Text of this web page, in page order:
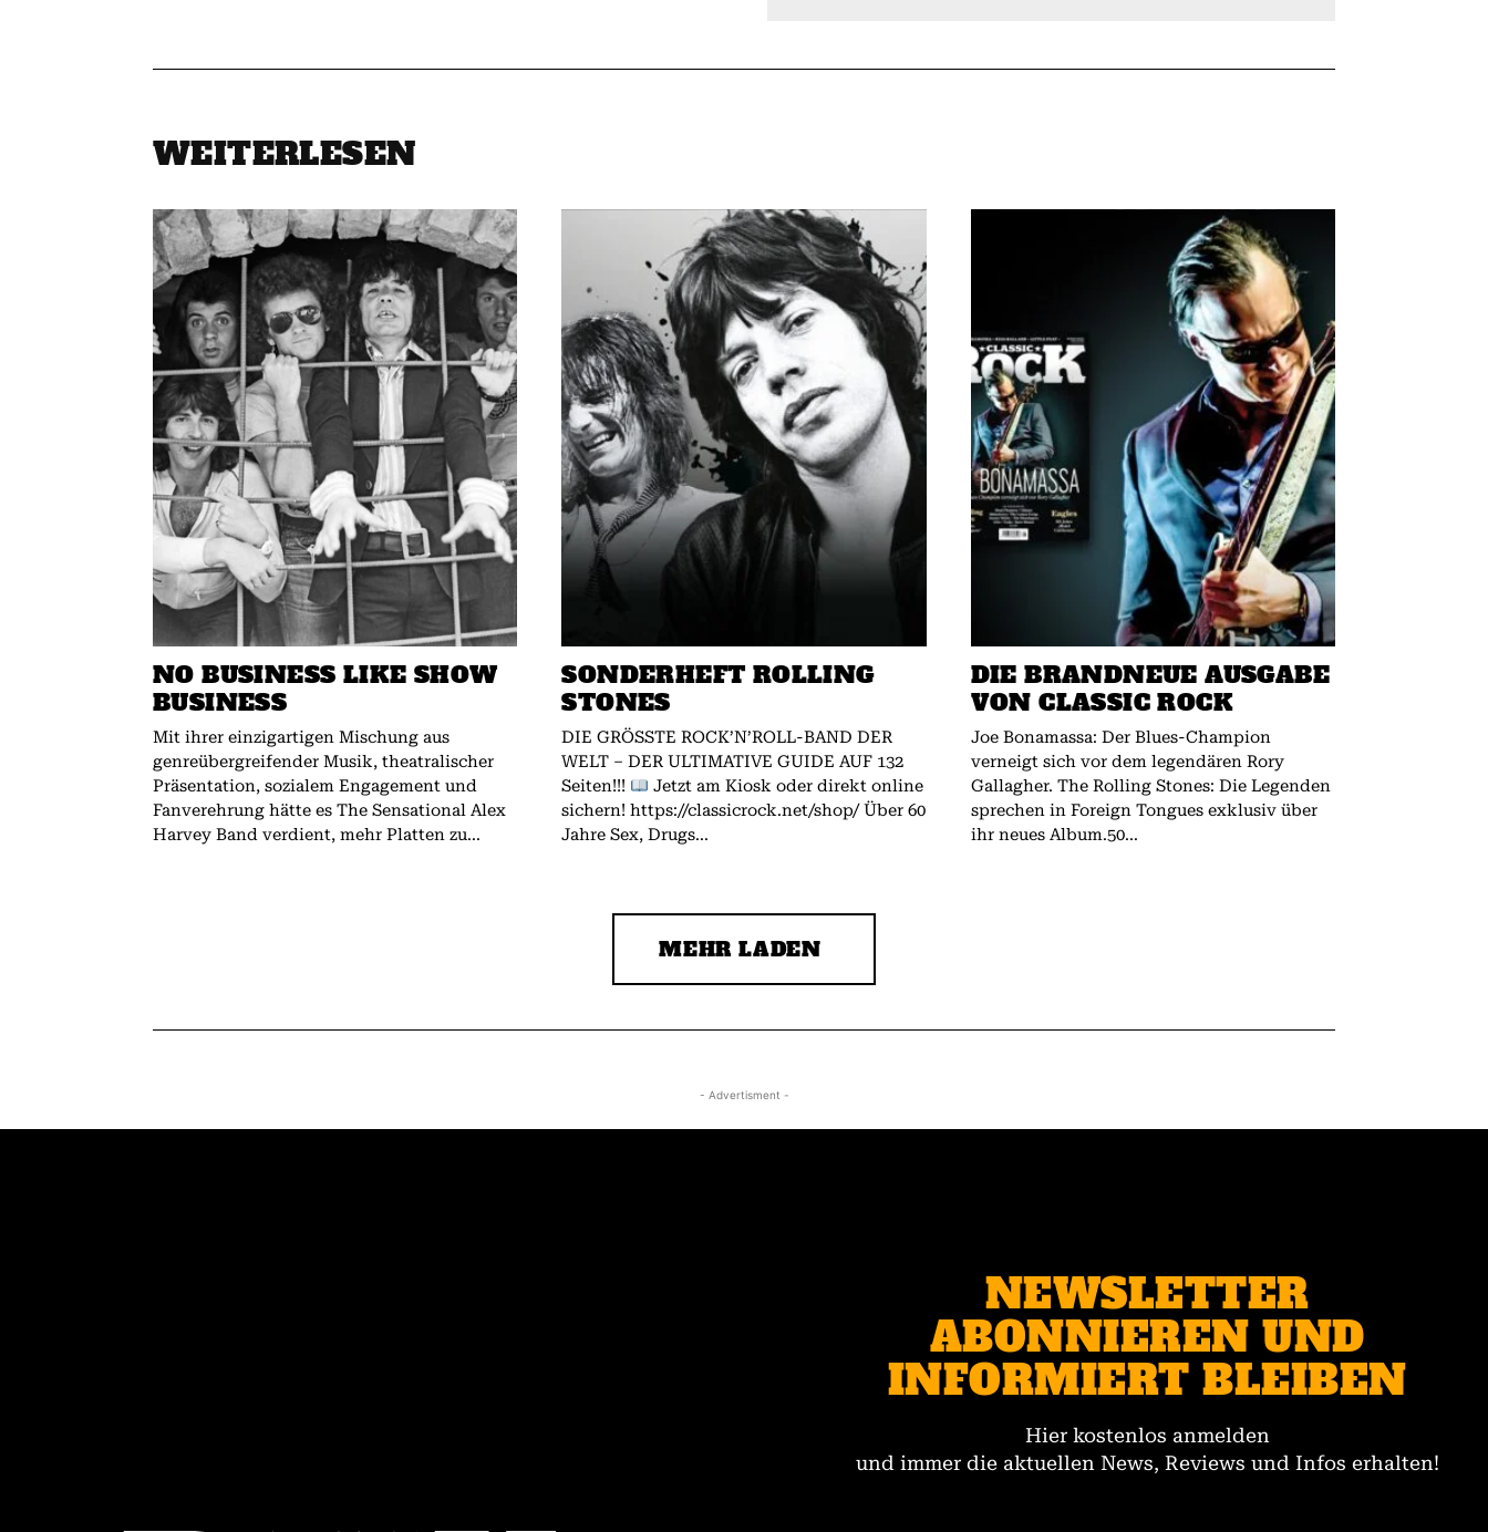
WEITERLESEN
NO BUSINESS LIKE SHOW
BUSINESS
Mit ihrer einzigartigen Mischung aus
genreübergreifender Musik, theatralischer
Präsentation, sozialem Engagement und
Fanverehrung hätte es The Sensational Alex
Harvey Band verdient, mehr Platten zu...
SONDERHEFT ROLLING
STONES
DIE GRÖSSTE ROCK’N’ROLL-BAND DER
WELT – DER ULTIMATIVE GUIDE AUF 132
Seiten!!!
Jetzt am Kiosk oder direkt online
sichern! https://classicrock.net/shop/ Über 60
Jahre Sex, Drugs...
DIE BRANDNEUE AUSGABE
VON CLASSIC ROCK
Joe Bonamassa: Der Blues-Champion
verneigt sich vor dem legendären Rory
Gallagher. The Rolling Stones: Die Legenden
sprechen in Foreign Tongues exklusiv über
ihr neues Album.50...
MEHR LADEN
- Advertisment -
NEWSLETTER
ABONNIEREN UND
INFORMIERT BLEIBEN
Hier kostenlos anmelden
und immer die aktuellen News, Reviews und Infos erhalten!